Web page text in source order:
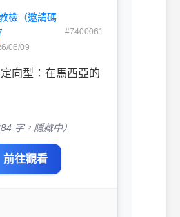
檢（邀請碼
06/09
#7400061
向型：在馬西亞的
字，隱藏中）
前往觀看